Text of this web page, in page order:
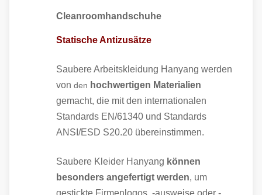
Cleanroomhandschuhe
Statische Antizusätze
Saubere Arbeitskleidung Hanyang werden
von den hochwertigen Materialien
gemacht, die mit den internationalen
Standards EN/61340 und Standards
ANSI/ESD S20.20 übereinstimmen.
Saubere Kleider Hanyang können
besonders angefertigt werden, um
gestickte Firmenlogos, -ausweise oder -